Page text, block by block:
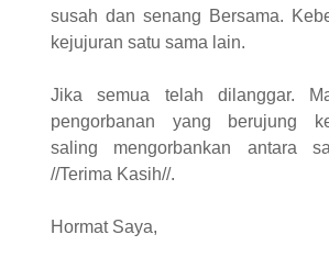
susah dan senang Bersama.
kejujuran satu sama lain.
Jika semua telah dilanggar.
pengorbanan yang berujung
saling mengorbankan antara
//Terima Kasih//.
Hormat Saya,